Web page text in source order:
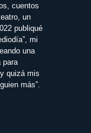
cuentos
un
publiqué
mi
una
para
quizá mis
más”.